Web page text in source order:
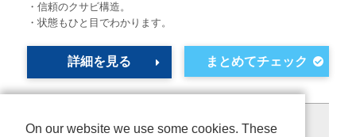
・信頼のクサビ構造。
・状態もひと目でわかります。
詳細を見る
2834件中 1-30件を表示
On our website we use some cookies. These